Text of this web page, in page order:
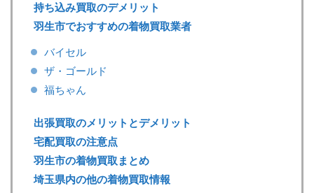
持ち込み買取のデメリット
羽生市でおすすめの着物買取業者
バイセル
ザ・ゴールド
福ちゃん
出張買取のメリットとデメリット
宅配買取の注意点
羽生市の着物買取まとめ
埼玉県内の他の着物買取情報